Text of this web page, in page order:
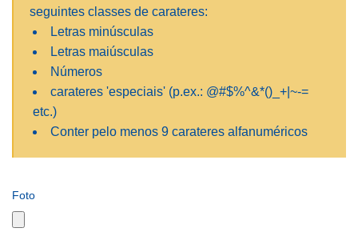
seguintes classes de carateres:
Letras minúsculas
Letras maiúsculas
Números
carateres 'especiais' (p.ex.: @#$%^&*()_+|~-=
etc.)
Conter pelo menos 9 carateres alfanuméricos
Foto